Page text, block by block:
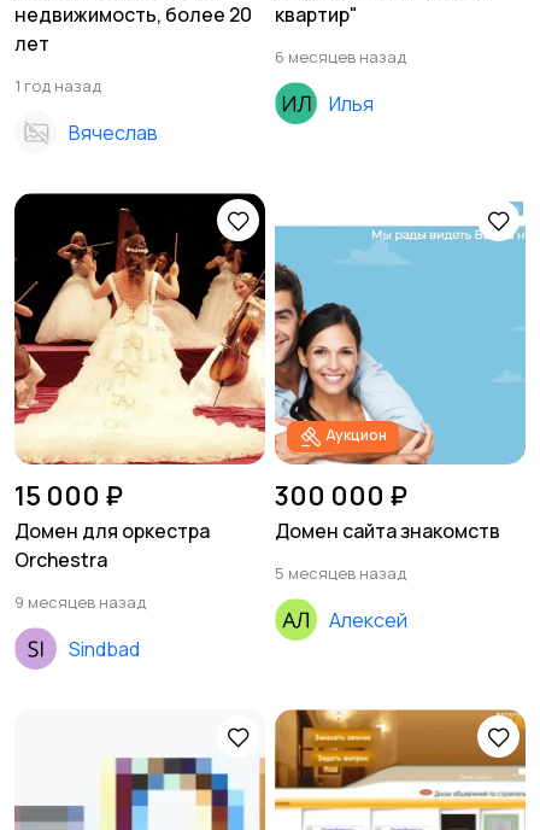
недвижимость, более 20
лет
1 год назад
Вячеслав
квартир"
6 месяцев назад
Илья
15 000 ₽
Домен для оркестра
Orchestra
9 месяцев назад
Sindbad
Аукцион
300 000 ₽
Домен сайта знакомств
5 месяцев назад
Алексей